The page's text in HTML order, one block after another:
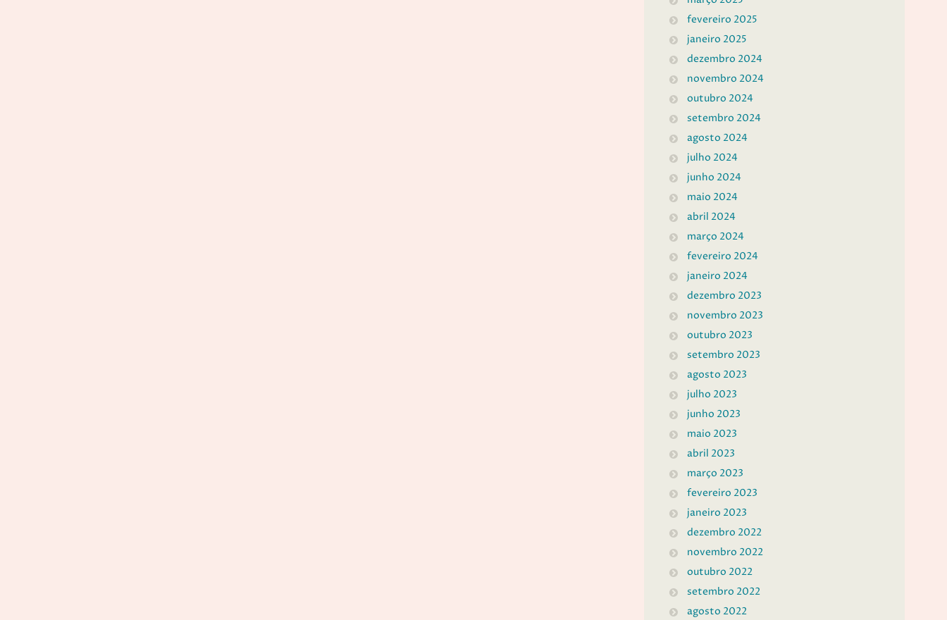
fevereiro 2025
janeiro 2025
dezembro 2024
novembro 2024
outubro 2024
setembro 2024
agosto 2024
julho 2024
junho 2024
maio 2024
abril 2024
março 2024
fevereiro 2024
janeiro 2024
dezembro 2023
novembro 2023
outubro 2023
setembro 2023
agosto 2023
julho 2023
junho 2023
maio 2023
abril 2023
março 2023
fevereiro 2023
janeiro 2023
dezembro 2022
novembro 2022
outubro 2022
setembro 2022
agosto 2022